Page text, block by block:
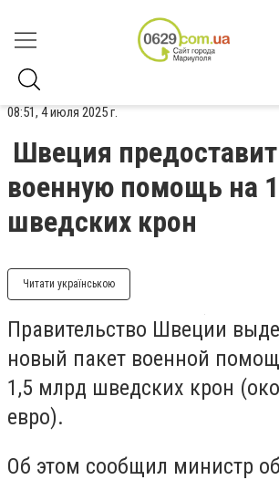
08:51, 4 июля 2025 г.
Швеция
военную помощь на
шведских крон
Читати українською
Правительство Швеции
новый пакет военной
1,5 млрд шведских крон
евро).
Об этом сообщил министр